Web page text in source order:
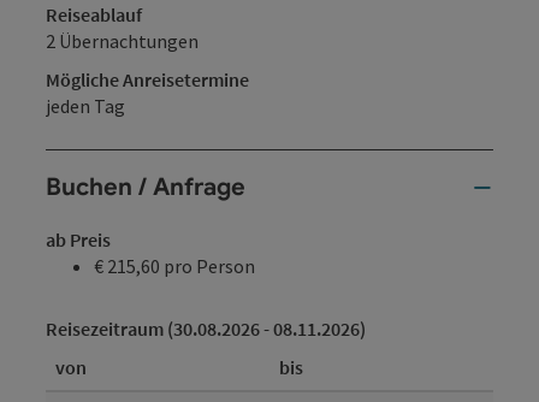
Reiseablauf
2 Übernachtungen
Mögliche Anreisetermine
jeden Tag
Buchen / Anfrage
ab Preis
€ 215,60 pro Person
Reisezeitraum (30.08.2026 - 08.11.2026)
von
bis